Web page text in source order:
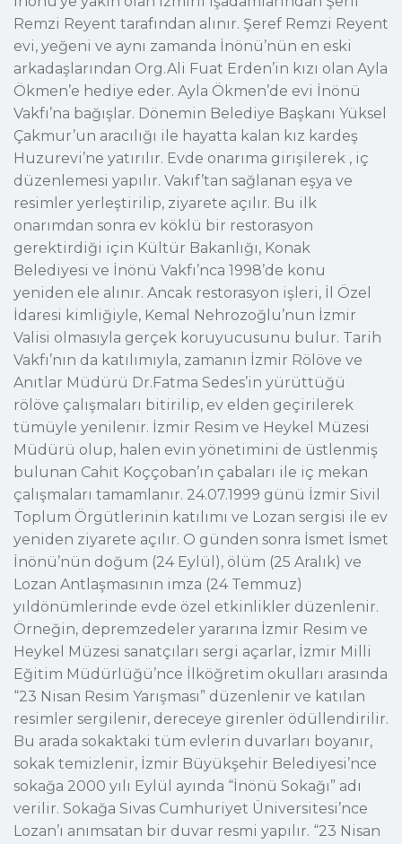
Remzi Reyent tarafından alınır. Şeref Remzi Reyent
evi, yeğeni ve aynı zamanda İnönü’nün en eski
arkadaşlarından Org.Ali Fuat Erden’in kızı olan Ayla
Ökmen’e hediye eder. Ayla Ökmen’de evi İnönü
Vakfı’na bağışlar. Dönemin Belediye Başkanı Yüksel
Çakmur’un aracılığı ile hayatta kalan kız kardeş
Huzurevi’ne yatırılır. Evde onarıma girişilerek , iç
düzenlemesi yapılır. Vakıf’tan sağlanan eşya ve
resimler yerleştirilip, ziyarete açılır. Bu ilk
onarımdan sonra ev köklü bir restorasyon
gerektirdiği için Kültür Bakanlığı, Konak
Belediyesi ve İnönü Vakfı’nca 1998’de konu
yeniden ele alınır. Ancak restorasyon işleri, İl Özel
İdaresi kimliğiyle, Kemal Nehrozoğlu’nun İzmir
Valisi olmasıyla gerçek koruyucusunu bulur. Tarih
Vakfı’nın da katılımıyla, zamanın İzmir Rölöve ve
Anıtlar Müdürü Dr.Fatma Sedes’in yürüttüğü
rölöve çalışmaları bitirilip, ev elden geçirilerek
tümüyle yenilenir. İzmir Resim ve Heykel Müzesi
Müdürü olup, halen evin yönetimini de üstlenmiş
bulunan Cahit Koççoban’ın çabaları ile iç mekan
çalışmaları tamamlanır. 24.07.1999 günü İzmir Sivil
Toplum Örgütlerinin katılımı ve Lozan sergisi ile ev
yeniden ziyarete açılır. O günden sonra İsmet İsmet
İnönü’nün doğum (24 Eylül), ölüm (25 Aralık) ve
Lozan Antlaşmasının imza (24 Temmuz)
yıldönümlerinde evde özel etkinlikler düzenlenir.
Örneğin, depremzedeler yararına İzmir Resim ve
Heykel Müzesi sanatçıları sergi açarlar, İzmir Milli
Eğitim Müdürlüğü’nce İlköğretim okulları arasında
“23 Nisan Resim Yarışması” düzenlenir ve katılan
resimler sergilenir, dereceye girenler ödüllendirilir.
Bu arada sokaktaki tüm evlerin duvarları boyanır,
sokak temizlenir, İzmir Büyükşehir Belediyesi’nce
sokağa 2000 yılı Eylül ayında “İnönü Sokağı” adı
verilir. Sokağa Sivas Cumhuriyet Üniversitesi’nce
Lozan’ı anımsatan bir duvar resmi yapılır. “23 Nisan